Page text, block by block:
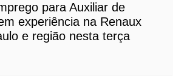
para Auxiliar de
experiência na Renaux
e região nesta terça